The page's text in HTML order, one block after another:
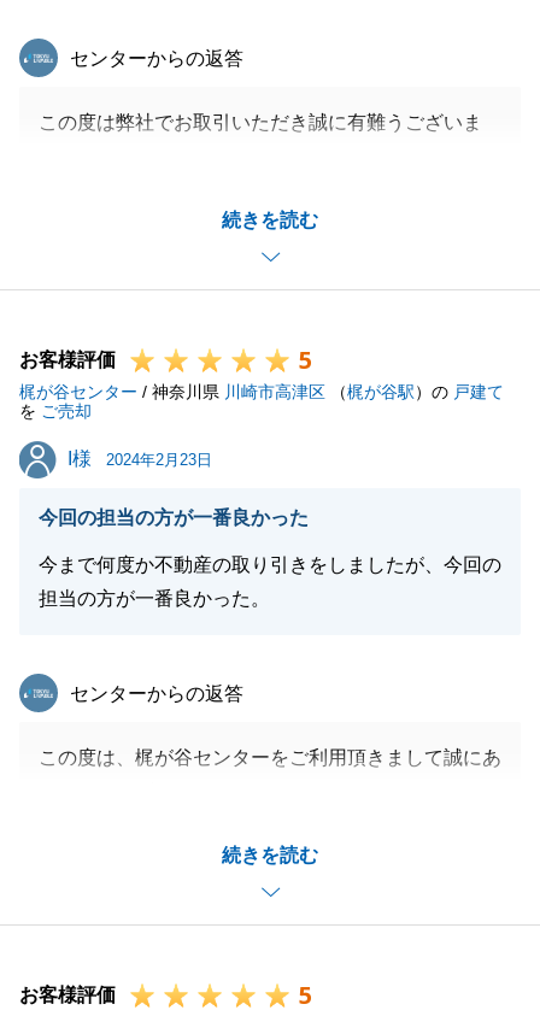
続きを読む
東急リバブル
センターからの返答
この度は弊社でお取引いただき誠に有難うございま
至らない部分もあったかと存じますが、是非今後とも
末永くお付き合いいただけましたら嬉しく思います。
I様、ご家族の皆様のますますのご健康とご多幸を心
お客様評価 5
梶が谷センター / 神奈川県 川崎市高津区 （梶が谷駅）の 戸建て
を ご売却
I様
I様 2024年2月23日
今回の担当の方が一番良かった
今まで何度か不動産の取り引きをしましたが、今回の
担当の方が一番良かった。
続きを読む
東急リバブル
センターからの返答
この度は、梶が谷センターをご利用頂きまして誠にあ
分、より思い入れもあるかと思いましたので、私自身
少しでも良い条件でと思いお手伝いさせて頂きまし
た。
頂きました事、誠にありがとうございました。
お客様評価 5